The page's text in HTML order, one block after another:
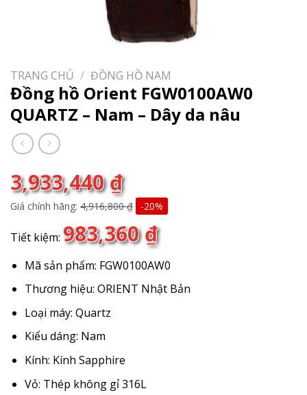
TRANG CHỦ / ĐỒNG HỒ NAM
Đồng hồ Orient FGW0100AW0
QUARTZ – Nam – Dây da nâu
3,933,440₫
Giá chính hãng: 4,916,800₫ -20%
Tiết kiệm: 983,360₫
Mã sản phẩm: FGW0100AW0
Thương hiệu: ORIENT Nhật Bản
Loại máy: Quartz
Kiểu dáng: Nam
Kính: Kính Sapphire
Vỏ: Thép không gỉ 316L